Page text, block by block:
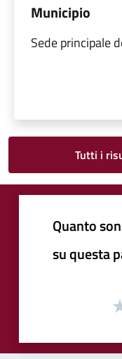
Municipio
Sede principale
Tutti i
Quanto
su questa